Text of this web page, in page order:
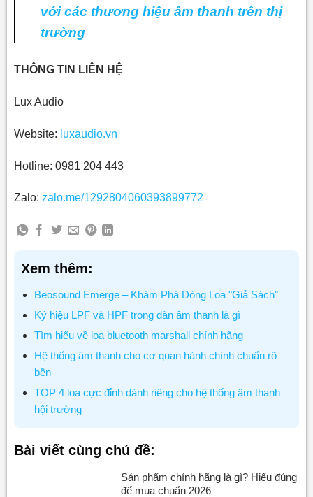
với các thương hiệu âm thanh trên thị
trường
THÔNG TIN LIÊN HỆ
Lux Audio
Website: luxaudio.vn
Hotline: 0981 204 443
Zalo: zalo.me/1292804060393899772
Xem thêm:
Beosound Emerge – Khám Phá Dòng Loa "Giả Sách"
Ký hiệu LPF và HPF trong dàn âm thanh là gì
Tìm hiểu về loa bluetooth marshall chính hãng
Hệ thống âm thanh cho cơ quan hành chính chuẩn rõ
bền
TOP 4 loa cực đỉnh dành riêng cho hệ thống âm thanh
hội trường
Bài viết cùng chủ đề:
Sản phẩm chính hãng là gì? Hiểu đúng
để mua chuẩn 2026